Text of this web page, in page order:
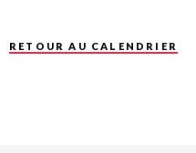
RETOUR AU CALENDRIER